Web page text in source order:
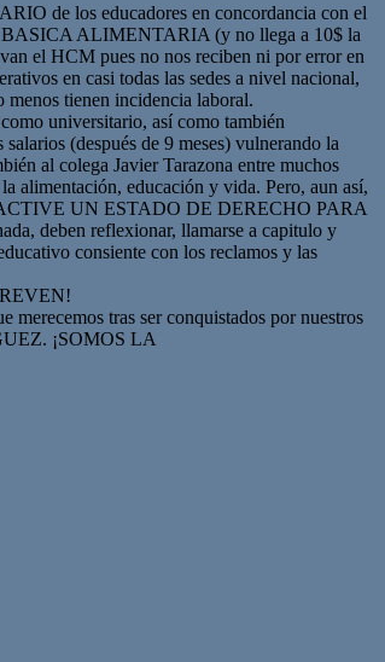
de los educadores en concordancia con el
ALIMENTARIA (y no llega a 10$ la
el HCM pues no nos reciben ni por error en
en casi todas las sedes a nivel nacional,
menos tienen incidencia laboral.
universitario, así como también
(después de 9 meses) vulnerando la
al colega Javier Tarazona entre muchos
alimentación, educación y vida. Pero, aun así,
ACTIVE UN ESTADO DE DERECHO PARA
deben reflexionar, llamarse a capitulo y
consiente con los reclamos y las
tras ser conquistados por nuestros
¡SOMOS LA